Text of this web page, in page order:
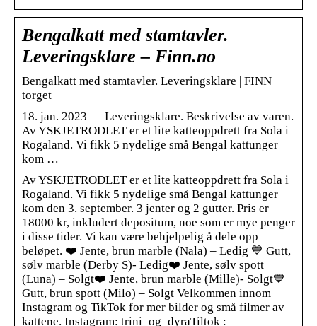
Bengalkatt med stamtavler.
Leveringsklare – Finn.no
Bengalkatt med stamtavler. Leveringsklare | FINN
torget
18. jan. 2023 — Leveringsklare. Beskrivelse av varen.
Av YSKJETRODLET er et lite katteoppdrett fra Sola i
Rogaland. Vi fikk 5 nydelige små Bengal kattunger
kom …
Av YSKJETRODLET er et lite katteoppdrett fra Sola i
Rogaland. Vi fikk 5 nydelige små Bengal kattunger
kom den 3. september. 3 jenter og 2 gutter. Pris er
18000 kr, inkludert depositum, noe som er mye penger
i disse tider. Vi kan være behjelpelig å dele opp
beløpet. ❤️ Jente, brun marble (Nala) – Ledig 💙 Gutt,
sølv marble (Derby S)- Ledig❤️ Jente, sølv spott
(Luna) – Solgt❤️ Jente, brun marble (Mille)- Solgt💙
Gutt, brun spott (Milo) – Solgt Velkommen innom
Instagram og TikTok for mer bilder og små filmer av
kattene. Instagram: trini_og_dyraTiltok :